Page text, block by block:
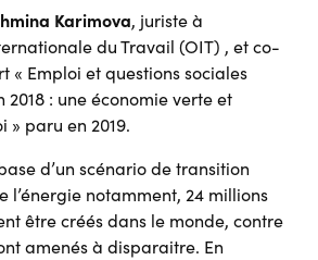
Karimova, juriste à
du Travail (OIT) , et co-
« Emploi et questions sociales
2018 : une économie verte et
» paru en 2019.
d’un scénario de transition
l’énergie notamment, 24 millions
être créés dans le monde, contre
amenés à disparaitre. En